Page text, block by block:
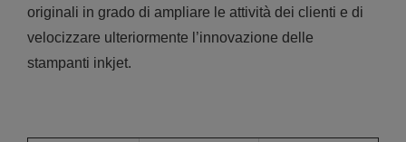
originali in grado di ampliare le attività dei clienti e di
velocizzare ulteriormente l’innovazione delle
stampanti inkjet.